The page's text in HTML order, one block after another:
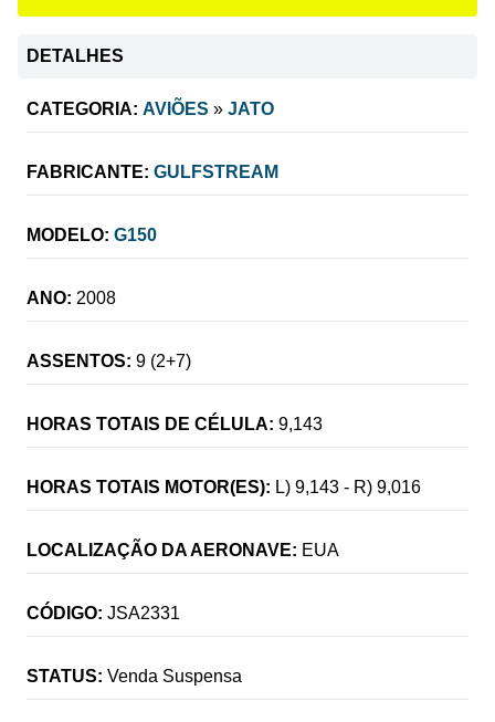
DETALHES
CATEGORIA: AVIÕES » JATO
FABRICANTE: GULFSTREAM
MODELO: G150
ANO: 2008
ASSENTOS: 9 (2+7)
HORAS TOTAIS DE CÉLULA: 9,143
HORAS TOTAIS MOTOR(ES): L) 9,143 - R) 9,016
LOCALIZAÇÃO DA AERONAVE: EUA
CÓDIGO: JSA2331
STATUS: Venda Suspensa